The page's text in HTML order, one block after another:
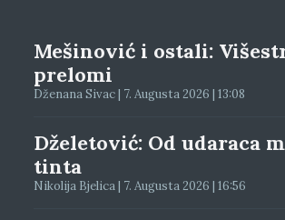
Mešinović i ostali:
prelomi
Dženana Sivac | 7. Augusta 2026 | 13:08
Dželetović: Od udaraca
tinta
Nikolija Bjelica | 7. Augusta 2026 | 16:56